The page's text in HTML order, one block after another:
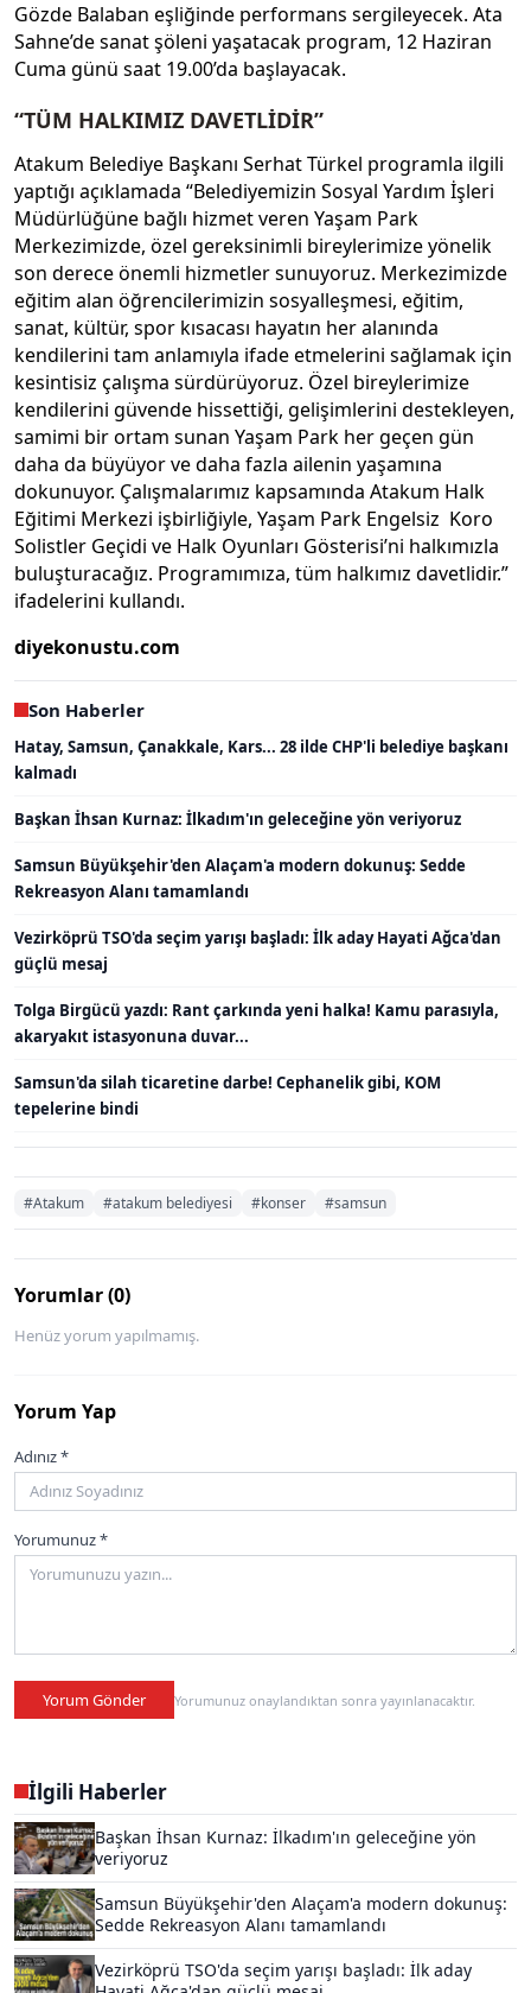
Gözde Balaban eşliğinde performans sergileyecek. Ata
Sahne’de sanat şöleni yaşatacak program, 12 Haziran
Cuma günü saat 19.00’da başlayacak.
“TÜM HALKIMIZ DAVETLİDİR”
Atakum Belediye Başkanı Serhat Türkel programla ilgili
yaptığı açıklamada “Belediyemizin Sosyal Yardım İşleri
Müdürlüğüne bağlı hizmet veren Yaşam Park
Merkezimizde, özel gereksinimli bireylerimize yönelik
son derece önemli hizmetler sunuyoruz. Merkezimizde
eğitim alan öğrencilerimizin sosyalleşmesi, eğitim,
sanat, kültür, spor kısacası hayatın her alanında
kendilerini tam anlamıyla ifade etmelerini sağlamak için
kesintisiz çalışma sürdürüyoruz. Özel bireylerimize
kendilerini güvende hissettiği, gelişimlerini destekleyen,
samimi bir ortam sunan Yaşam Park her geçen gün
daha da büyüyor ve daha fazla ailenin yaşamına
dokunuyor. Çalışmalarımız kapsamında Atakum Halk
Eğitimi Merkezi işbirliğiyle, Yaşam Park Engelsiz Koro
Solistler Geçidi ve Halk Oyunları Gösterisi’ni halkımızla
buluşturacağız. Programımıza, tüm halkımız davetlidir.”
ifadelerini kullandı.
diyekonustu.com
Son Haberler
Hatay, Samsun, Çanakkale, Kars... 28 ilde CHP'li belediye başkanı
kalmadı
Başkan İhsan Kurnaz: İlkadım'ın geleceğine yön veriyoruz
Samsun Büyükşehir'den Alaçam'a modern dokunuş: Sedde
Rekreasyon Alanı tamamlandı
Vezirköprü TSO'da seçim yarışı başladı: İlk aday Hayati Ağca'dan
güçlü mesaj
Tolga Birgücü yazdı: Rant çarkında yeni halka! Kamu parasıyla,
akaryakıt istasyonuna duvar...
Samsun'da silah ticaretine darbe! Cephanelik gibi, KOM
tepelerine bindi
#Atakum #atakum belediyesi #konser #samsun
Yorumlar (0)
Henüz yorum yapılmamış.
Yorum Yap
Adınız *
Yorumunuz *
Yorum Gönder Yorumunuz onaylandıktan sonra yayınlanacaktır.
İlgili Haberler
Başkan İhsan Kurnaz: İlkadım'ın geleceğine yön
veriyoruz
Samsun Büyükşehir'den Alaçam'a modern dokunuş:
Sedde Rekreasyon Alanı tamamlandı
Vezirköprü TSO'da seçim yarışı başladı: İlk aday